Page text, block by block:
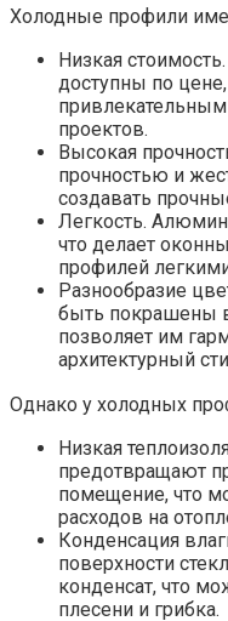
Холодные профили
Низкая
доступны по
проектов.
Высокая
прочностью и
создавать
Легкость.
что делает
профилей
Разнообразие
быть покрашены
позволяет им
архитектурный
Однако у холодных
Низкая
предотвращают
помещение, что
расходов на
Конденсация
поверхности
конденсат, что
плесени и грибка.